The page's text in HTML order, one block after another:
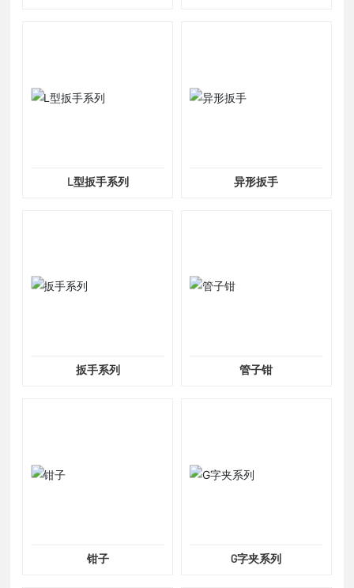
L型扳手系列 异形扳手
扳手系列 管子钳
钳子 G字夹系列